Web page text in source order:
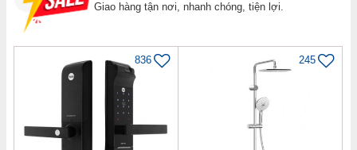
Giao hàng tận nơi, nhanh chóng, tiện lợi.
836 245